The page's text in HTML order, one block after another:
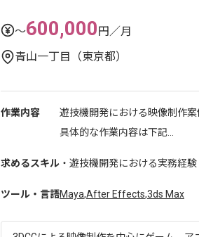
〜600,000円／月
青山一丁目（東京都）
作業内容
遊技機開発における映像制作
具体的な作業内容は下記...
求めるスキル ・遊技機開発における実務経験
ツール・言語Maya,After Effects,3ds Max